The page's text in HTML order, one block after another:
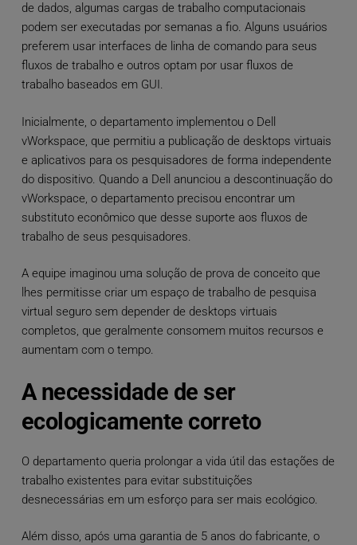
de dados, algumas cargas de trabalho computacionais
podem ser executadas por semanas a fio. Alguns usuários
preferem usar interfaces de linha de comando para seus
fluxos de trabalho e outros optam por usar fluxos de
trabalho baseados em GUI.
Inicialmente, o departamento implementou o Dell
vWorkspace, que permitiu a publicação de desktops virtuais
e aplicativos para os pesquisadores de forma independente
do dispositivo. Quando a Dell anunciou a descontinuação do
vWorkspace, o departamento precisou encontrar um
substituto econômico que desse suporte aos fluxos de
trabalho de seus pesquisadores.
A equipe imaginou uma solução de prova de conceito que
lhes permitisse criar um espaço de trabalho de pesquisa
virtual seguro sem depender de desktops virtuais
completos, que geralmente consomem muitos recursos e
aumentam com o tempo.
A necessidade de ser
ecologicamente correto
O departamento queria prolongar a vida útil das estações de
trabalho existentes para evitar substituições
desnecessárias em um esforço para ser mais ecológico.
Além disso, após uma garantia de 5 anos do fabricante, o